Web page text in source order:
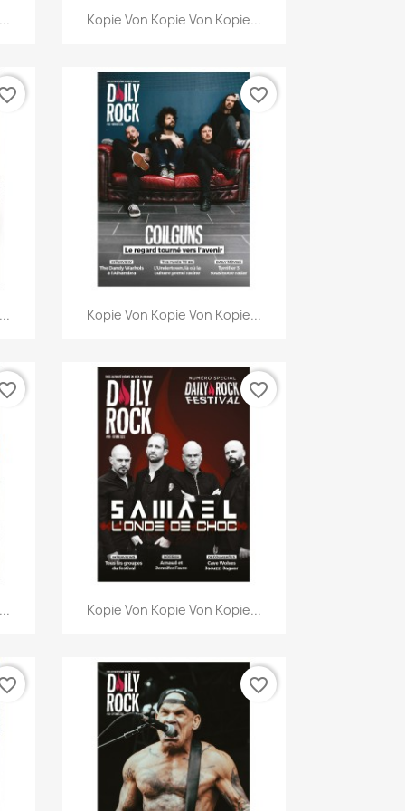
 Vorschau
Kopie Von Kopie Von Kopie...
 Vorschau
Kopie Von Kopie Von Kopie...
favorite_border
 Vorschau
Kopie Von Kopie Von Kopie...
favorite_border
favorite_border